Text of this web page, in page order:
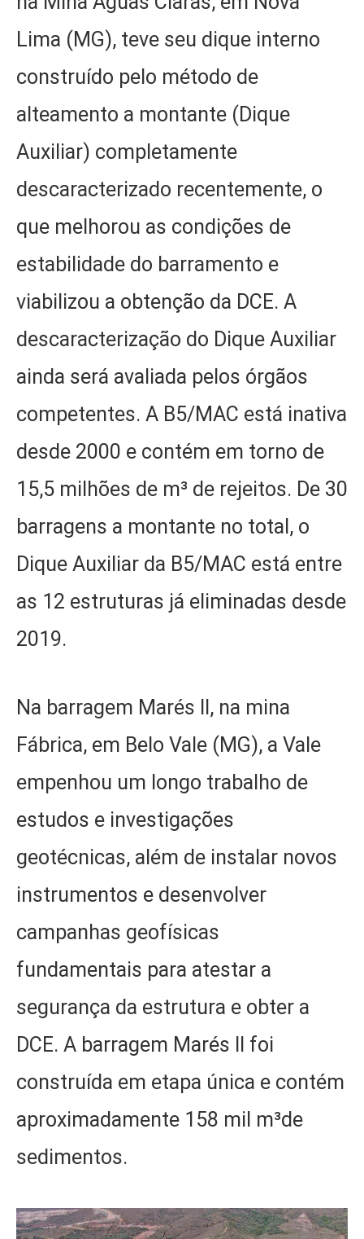
Lima (MG), teve seu dique interno
construído pelo método de
alteamento a montante (Dique
Auxiliar) completamente
descaracterizado recentemente, o
que melhorou as condições de
estabilidade do barramento e
viabilizou a obtenção da DCE. A
descaracterização do Dique Auxiliar
ainda será avaliada pelos órgãos
competentes. A B5/MAC está inativa
desde 2000 e contém em torno de
15,5 milhões de m³ de rejeitos. De 30
barragens a montante no total, o
Dique Auxiliar da B5/MAC está entre
as 12 estruturas já eliminadas desde
2019.
Na barragem Marés II, na mina
Fábrica, em Belo Vale (MG), a Vale
empenhou um longo trabalho de
estudos e investigações
geotécnicas, além de instalar novos
instrumentos e desenvolver
campanhas geofísicas
fundamentais para atestar a
segurança da estrutura e obter a
DCE. A barragem Marés II foi
construída em etapa única e contém
aproximadamente 158 mil m³de
sedimentos.